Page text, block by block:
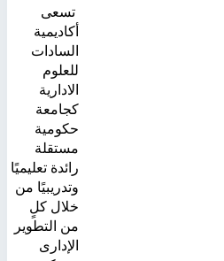
تسعى
أكاديمية
السادات
للعلوم
الادارية
كجامعة
حكومية
مستقلة
رائدة تعليميًا
وتدريبيًا من
خلال كلٍ
من التطوير
الإدارى